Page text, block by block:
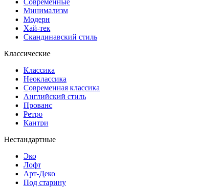
Современные
Минимализм
Модерн
Хай-тек
Скандинавский стиль
Классические
Классика
Неоклассика
Современная классика
Английский стиль
Прованс
Ретро
Кантри
Нестандартные
Эко
Лофт
Арт-Деко
Под старину